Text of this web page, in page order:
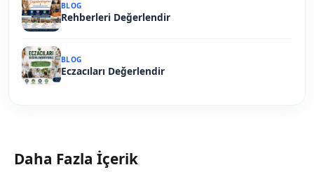
BLOG
Rehberleri Değerlendir
BLOG
Eczacıları Değerlendir
Daha Fazla İçerik